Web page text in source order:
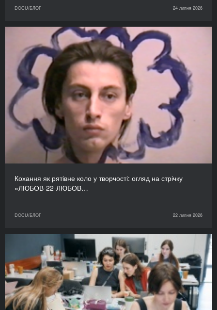
DOCU/БЛОГ 24 липня 2026
Кохання як рятівне коло у творчості: огляд на стрічку
«ЛЮБОВ-22-ЛЮБОВ…
DOCU/БЛОГ 22 липня 2026